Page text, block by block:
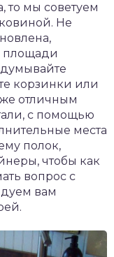
то мы советуем
Не
площади
корзинки или
отличным
с помощью
места
полок,
чтобы как
вопрос с
вам